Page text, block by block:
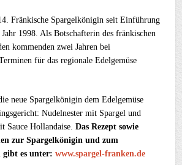
Fränkische Spargelkönigin seit Einführung
1998. Als Botschafterin des fränkischen
kommenden zwei Jahren bei
für das regionale Edelgemüse
neue Spargelkönigin dem Edelgemüse
Nudelnester mit Spargel und
Sauce Hollandaise.Das Rezept sowie
zur Spargelkönigin und zum
gibt es unter:www.spargel-franken.de